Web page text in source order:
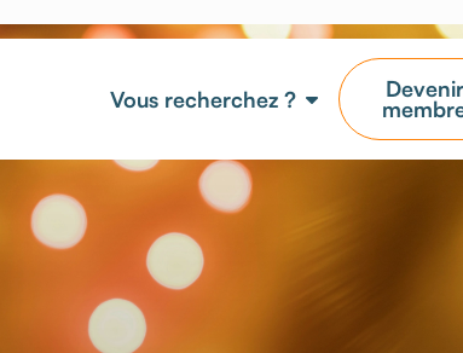
Vous recherchez ? Devenir